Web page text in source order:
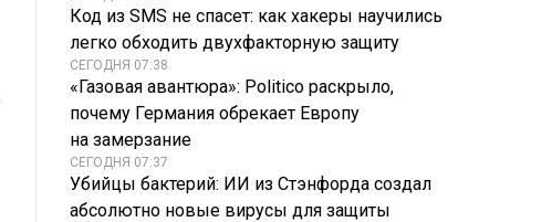
Код из SMS не спасет: как хакеры научились
легко обходить двухфакторную защиту
СЕГОДНЯ 07:38
«Газовая авантюра»: Politico раскрыло,
почему Германия обрекает Европу
на замерзание
СЕГОДНЯ 07:37
Убийцы бактерий: ИИ из Стэнфорда создал
абсолютно новые вирусы для защиты